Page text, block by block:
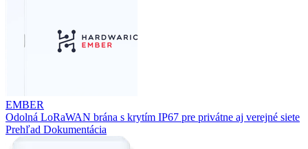
EMBER
Odolná LoRaWAN brána s krytím IP67 pre privátne aj verejné siete
Prehľad Dokumentácia